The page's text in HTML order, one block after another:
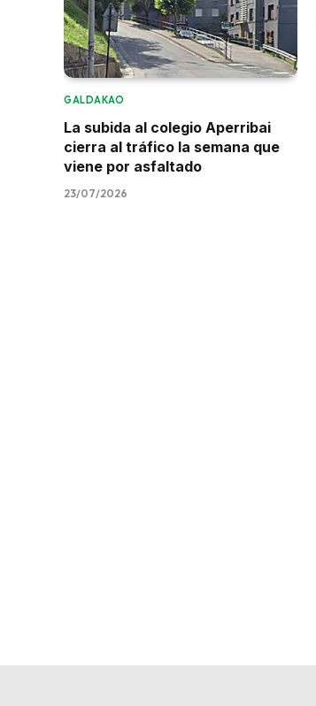
GALDAKAO
La subida al colegio Aperribai
cierra al tráfico la semana que
viene por asfaltado
23/07/2026